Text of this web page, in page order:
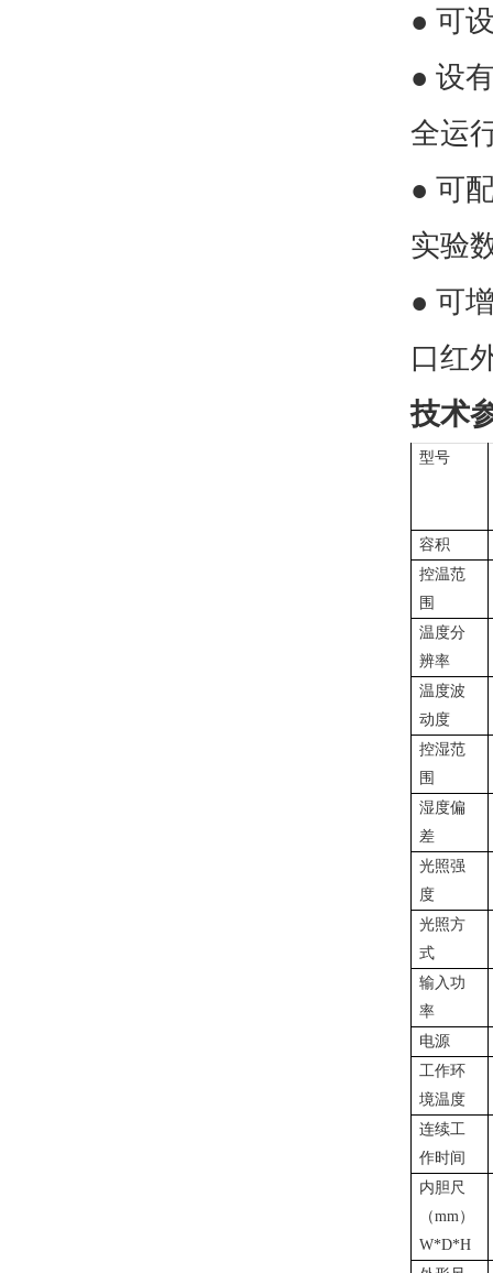
● 可
● 设
全运
● 可
实验
● 可
口红
技术
型号
容积
控温范
围
温度分
辨率
温度波
动度
控湿范
围
湿度偏
差
光照强
度
光照方
式
输入功
率
电源
工作环
境温度
连续工
作时间
内胆尺
（mm）
W*D*H